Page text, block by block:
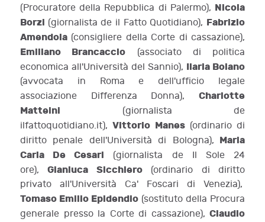
(Procuratore della Repubblica di Palermo), Nicola
Borzi (giornalista de il Fatto Quotidiano), Fabrizio
Amendola (consigliere della Corte di cassazione),
Emiliano Brancaccio (associato di politica
economica all'Università del Sannio), Ilaria Boiano
(avvocata in Roma e dell'ufficio legale
associazione Differenza Donna), Charlotte
Matteini (giornalista de
ilfattoquotidiano.it),Vittorio Manes(ordinario di
diritto penale dell'Università di Bologna), Maria
Carla De Cesari (giornalista de Il Sole 24
ore),Gianluca Sicchiero(ordinario di diritto
privato all'Università Ca' Foscari di Venezia),
Tomaso Emilio Epidendio (sostituto della Procura
generale presso la Corte di cassazione), Claudio